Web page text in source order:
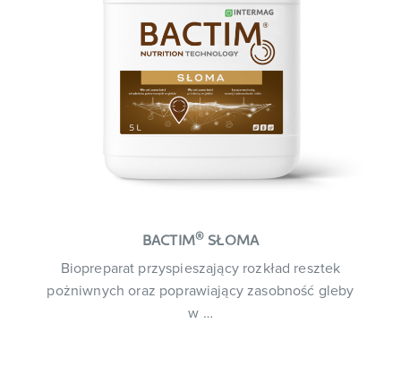
BACTIM® SŁOMA
Biopreparat przyspieszający rozkład resztek
pożniwnych oraz poprawiający zasobność gleby
w …